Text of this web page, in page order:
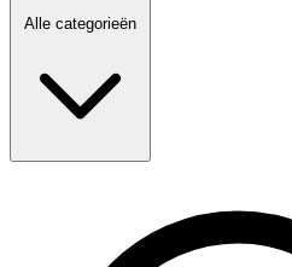
Alle categorieën